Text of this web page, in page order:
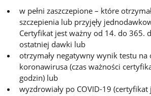
w pełni zaszczepione – które
szczepienia lub przyjęły
Certyfikat jest ważny od 14. do 365.
ostatniej dawki lub
otrzymały negatywny wynik testu na
koronawirusa (czas ważności
godzin) lub
wyzdrowiały po COVID-19